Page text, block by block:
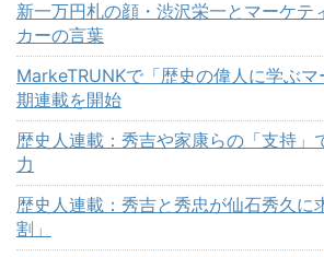
新一万円札の顔・渋沢栄一とマーケテ
カーの言葉
MarkeTRUNKで「歴史の偉人に学ぶ
期連載を開始
歴史人連載：秀吉や家康らの「支持」
力
歴史人連載：秀吉と秀忠が仙石秀久に
割」